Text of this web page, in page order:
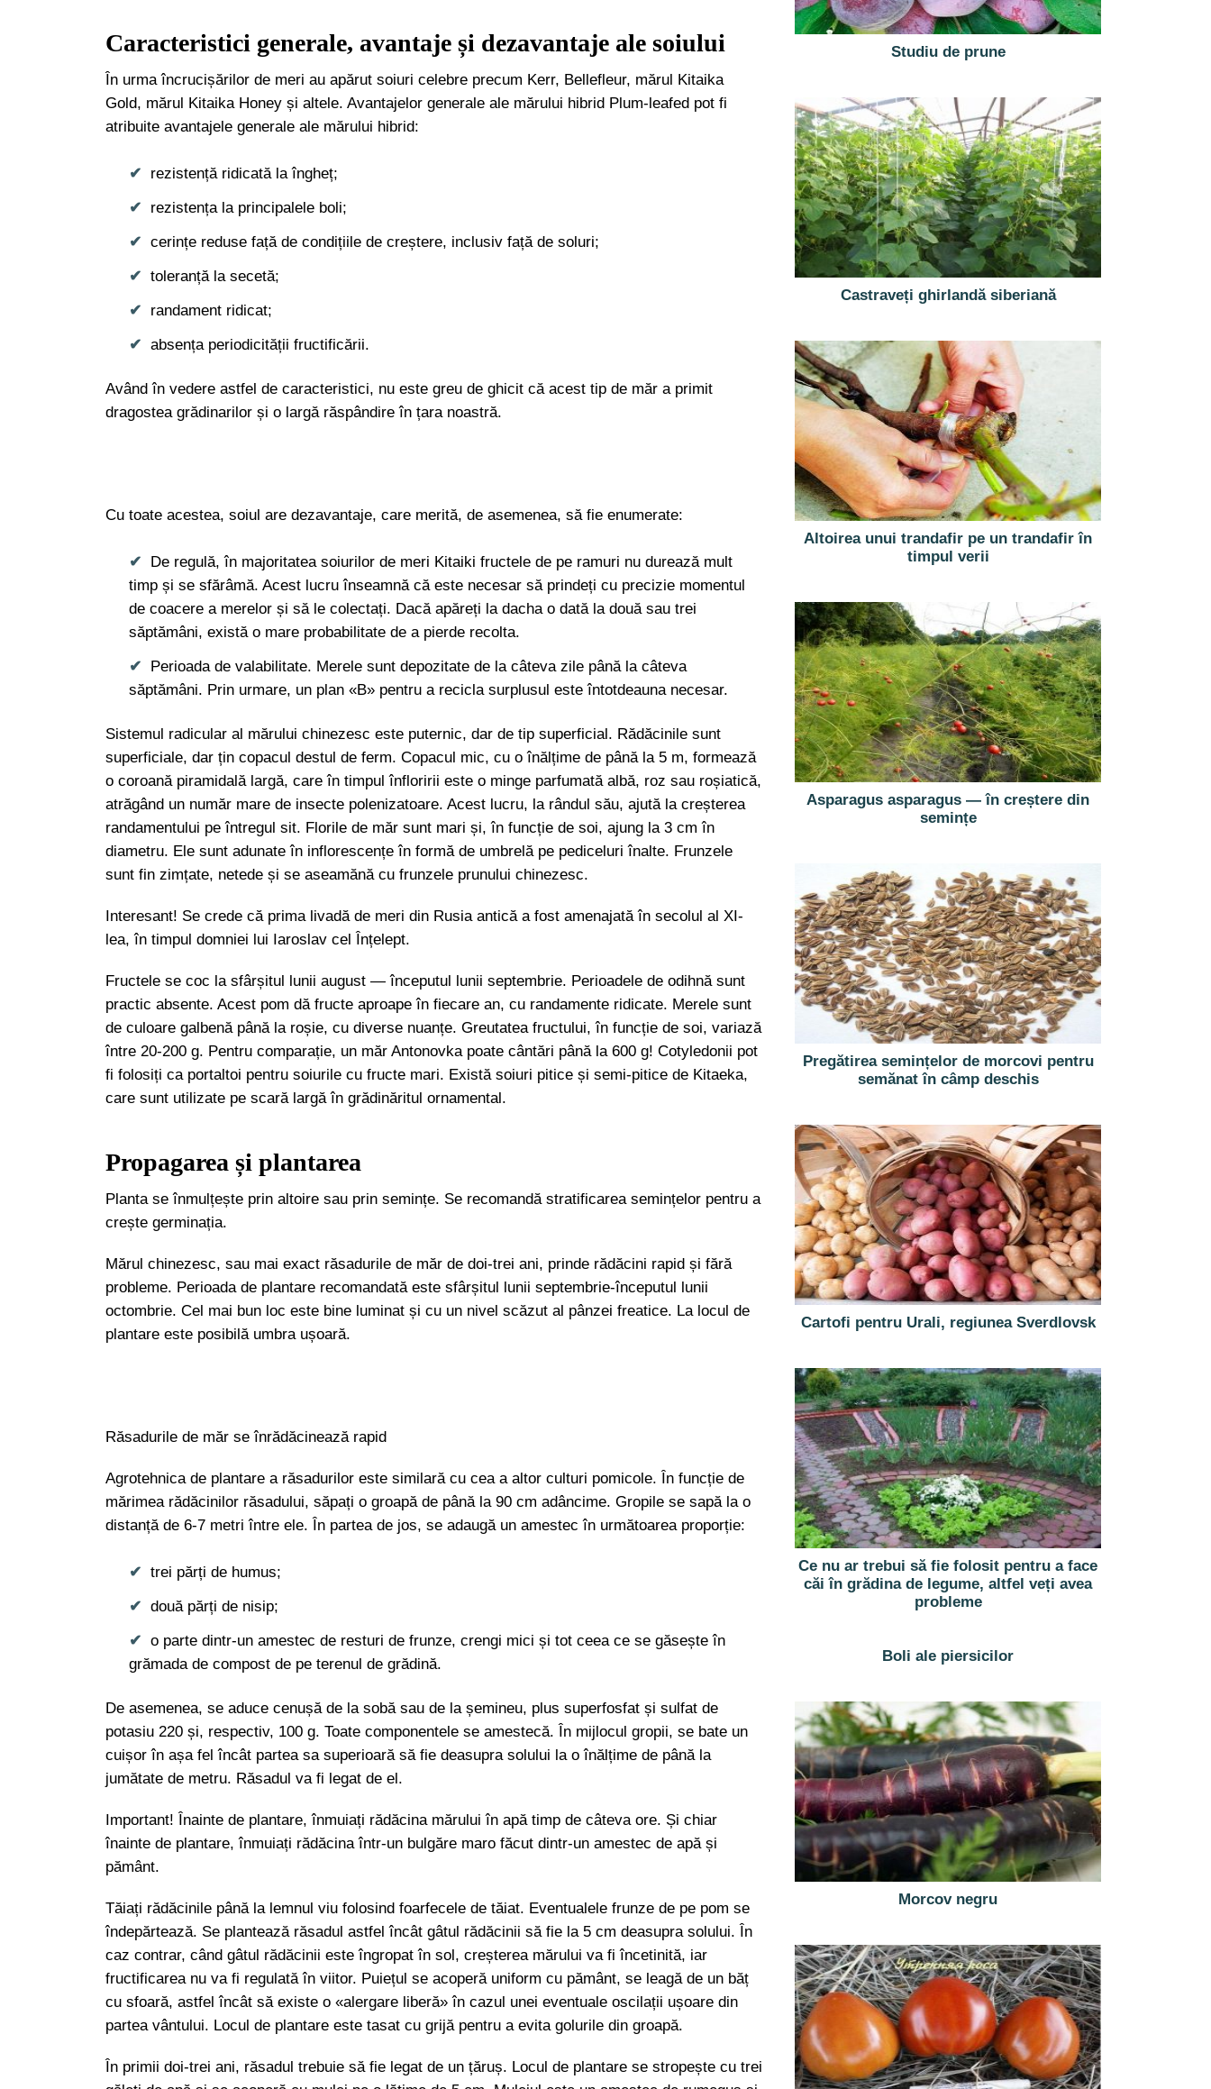
Caracteristici generale, avantaje și dezavantaje ale soiului
În urma încrucișărilor de meri au apărut soiuri celebre precum Kerr, Bellefleur, mărul Kitaika
Gold, mărul Kitaika Honey și altele. Avantajelor generale ale mărului hibrid Plum-leafed pot fi
atribuite avantajele generale ale mărului hibrid:
rezistență ridicată la îngheț;
rezistența la principalele boli;
cerințe reduse față de condițiile de creștere, inclusiv față de soluri;
toleranță la secetă;
randament ridicat;
absența periodicității fructificării.
Având în vedere astfel de caracteristici, nu este greu de ghicit că acest tip de măr a primit
dragostea grădinarilor și o largă răspândire în țara noastră.
Cu toate acestea, soiul are dezavantaje, care merită, de asemenea, să fie enumerate:
De regulă, în majoritatea soiurilor de meri Kitaiki fructele de pe ramuri nu durează mult
timp și se sfărâmă. Acest lucru înseamnă că este necesar să prindeți cu precizie momentul
de coacere a merelor și să le colectați. Dacă apăreți la dacha o dată la două sau trei
săptămâni, există o mare probabilitate de a pierde recolta.
Perioada de valabilitate. Merele sunt depozitate de la câteva zile până la câteva
săptămâni. Prin urmare, un plan «B» pentru a recicla surplusul este întotdeauna necesar.
Sistemul radicular al mărului chinezesc este puternic, dar de tip superficial. Rădăcinile sunt
superficiale, dar țin copacul destul de ferm. Copacul mic, cu o înălțime de până la 5 m, formează
o coroană piramidală largă, care în timpul înfloririi este o minge parfumată albă, roz sau roșiatică,
atrăgând un număr mare de insecte polenizatoare. Acest lucru, la rândul său, ajută la creșterea
randamentului pe întregul sit. Florile de măr sunt mari și, în funcție de soi, ajung la 3 cm în
diametru. Ele sunt adunate în inflorescențe în formă de umbrelă pe pediceluri înalte. Frunzele
sunt fin zimțate, netede și se aseamănă cu frunzele prunului chinezesc.
Interesant! Se crede că prima livadă de meri din Rusia antică a fost amenajată în secolul al XI-
lea, în timpul domniei lui Iaroslav cel Înțelept.
Fructele se coc la sfârșitul lunii august — începutul lunii septembrie. Perioadele de odihnă sunt
practic absente. Acest pom dă fructe aproape în fiecare an, cu randamente ridicate. Merele sunt
de culoare galbenă până la roșie, cu diverse nuanțe. Greutatea fructului, în funcție de soi, variază
între 20-200 g. Pentru comparație, un măr Antonovka poate cântări până la 600 g! Cotyledonii pot
fi folosiți ca portaltoi pentru soiurile cu fructe mari. Există soiuri pitice și semi-pitice de Kitaeka,
care sunt utilizate pe scară largă în grădinăritul ornamental.
Propagarea și plantarea
Planta se înmulțește prin altoire sau prin semințe. Se recomandă stratificarea semințelor pentru a
crește germinația.
Mărul chinezesc, sau mai exact răsadurile de măr de doi-trei ani, prinde rădăcini rapid și fără
probleme. Perioada de plantare recomandată este sfârșitul lunii septembrie-începutul lunii
octombrie. Cel mai bun loc este bine luminat și cu un nivel scăzut al pânzei freatice. La locul de
plantare este posibilă umbra ușoară.
Răsadurile de măr se înrădăcinează rapid
Agrotehnica de plantare a răsadurilor este similară cu cea a altor culturi pomicole. În funcție de
mărimea rădăcinilor răsadului, săpați o groapă de până la 90 cm adâncime. Gropile se sapă la o
distanță de 6-7 metri între ele. În partea de jos, se adaugă un amestec în următoarea proporție:
trei părți de humus;
două părți de nisip;
o parte dintr-un amestec de resturi de frunze, crengi mici și tot ceea ce se găsește în
grămada de compost de pe terenul de grădină.
De asemenea, se aduce cenușă de la sobă sau de la șemineu, plus superfosfat și sulfat de
potasiu 220 și, respectiv, 100 g. Toate componentele se amestecă. În mijlocul gropii, se bate un
cuișor în așa fel încât partea sa superioară să fie deasupra solului la o înălțime de până la
jumătate de metru. Răsadul va fi legat de el.
Important! Înainte de plantare, înmuiați rădăcina mărului în apă timp de câteva ore. Și chiar
înainte de plantare, înmuiați rădăcina într-un bulgăre maro făcut dintr-un amestec de apă și
pământ.
Tăiați rădăcinile până la lemnul viu folosind foarfecele de tăiat. Eventualele frunze de pe pom se
îndepărtează. Se plantează răsadul astfel încât gâtul rădăcinii să fie la 5 cm deasupra solului. În
caz contrar, când gâtul rădăcinii este îngropat în sol, creșterea mărului va fi încetinită, iar
fructificarea nu va fi regulată în viitor. Puiețul se acoperă uniform cu pământ, se leagă de un băț
cu sfoară, astfel încât să existe o «alergare liberă» în cazul unei eventuale oscilații ușoare din
partea vântului. Locul de plantare este tasat cu grijă pentru a evita golurile din groapă.
În primii doi-trei ani, răsadul trebuie să fie legat de un țăruș. Locul de plantare se stropește cu trei
Studiu de prune
Castraveți ghirlandă siberiană
Altoirea unui trandafir pe un trandafir în
timpul verii
Asparagus asparagus — în creștere din
semințe
Pregătirea semințelor de morcovi pentru
semănat în câmp deschis
Cartofi pentru Urali, regiunea Sverdlovsk
Ce nu ar trebui să fie folosit pentru a face
căi în grădina de legume, altfel veți avea
probleme
Boli ale piersicilor
Morcov negru